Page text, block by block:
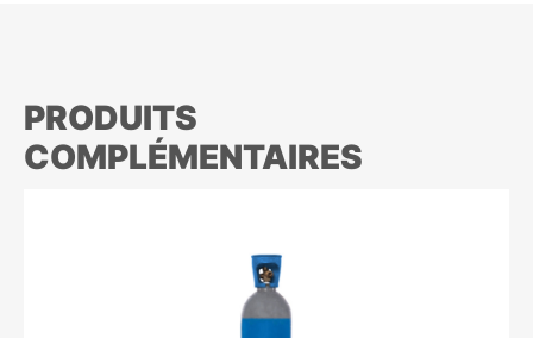
PRODUITS
COMPLÉMENTAIRES